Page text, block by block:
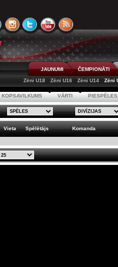
JAUNUMI
ČEMPIONĀTI
Zēni U18
Zēni U16 Zēni U14 Zēni
KOPSAVILKUMS VĀRTI PIESPĒLES
Vieta Spēlētājs Komanda